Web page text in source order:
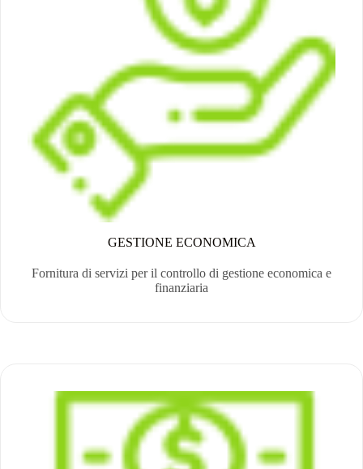
GESTIONE ECONOMICA
Fornitura di servizi per il controllo di gestione economica e
finanziaria